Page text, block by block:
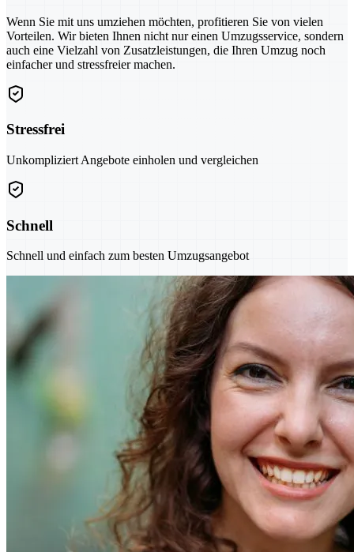
Wenn Sie mit uns umziehen möchten, profitieren Sie von vielen
Vorteilen. Wir bieten Ihnen nicht nur einen Umzugsservice, sondern
auch eine Vielzahl von Zusatzleistungen, die Ihren Umzug noch
einfacher und stressfreier machen.
Stressfrei
Unkompliziert Angebote einholen und vergleichen
Schnell
Schnell und einfach zum besten Umzugsangebot